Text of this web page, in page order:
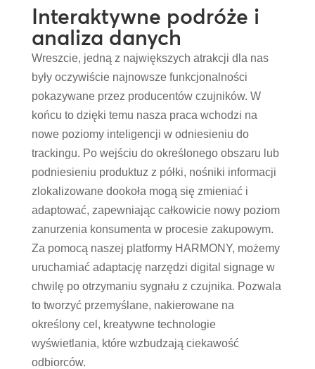
Interaktywne podróże i
analiza danych
Wreszcie, jedną z największych atrakcji dla nas
były oczywiście najnowsze funkcjonalności
pokazywane przez producentów czujników. W
końcu to dzięki temu nasza praca wchodzi na
nowe poziomy inteligencji w odniesieniu do
trackingu. Po wejściu do określonego obszaru lub
podniesieniu produktuz z półki, nośniki informacji
zlokalizowane dookoła mogą się zmieniać i
adaptować, zapewniając całkowicie nowy poziom
zanurzenia konsumenta w procesie zakupowym.
Za pomocą naszej platformy HARMONY, możemy
uruchamiać adaptację narzędzi digital signage w
chwilę po otrzymaniu sygnału z czujnika. Pozwala
to tworzyć przemyślane, nakierowane na
określony cel, kreatywne technologie
wyświetlania, które wzbudzają ciekawość
odbiorców.